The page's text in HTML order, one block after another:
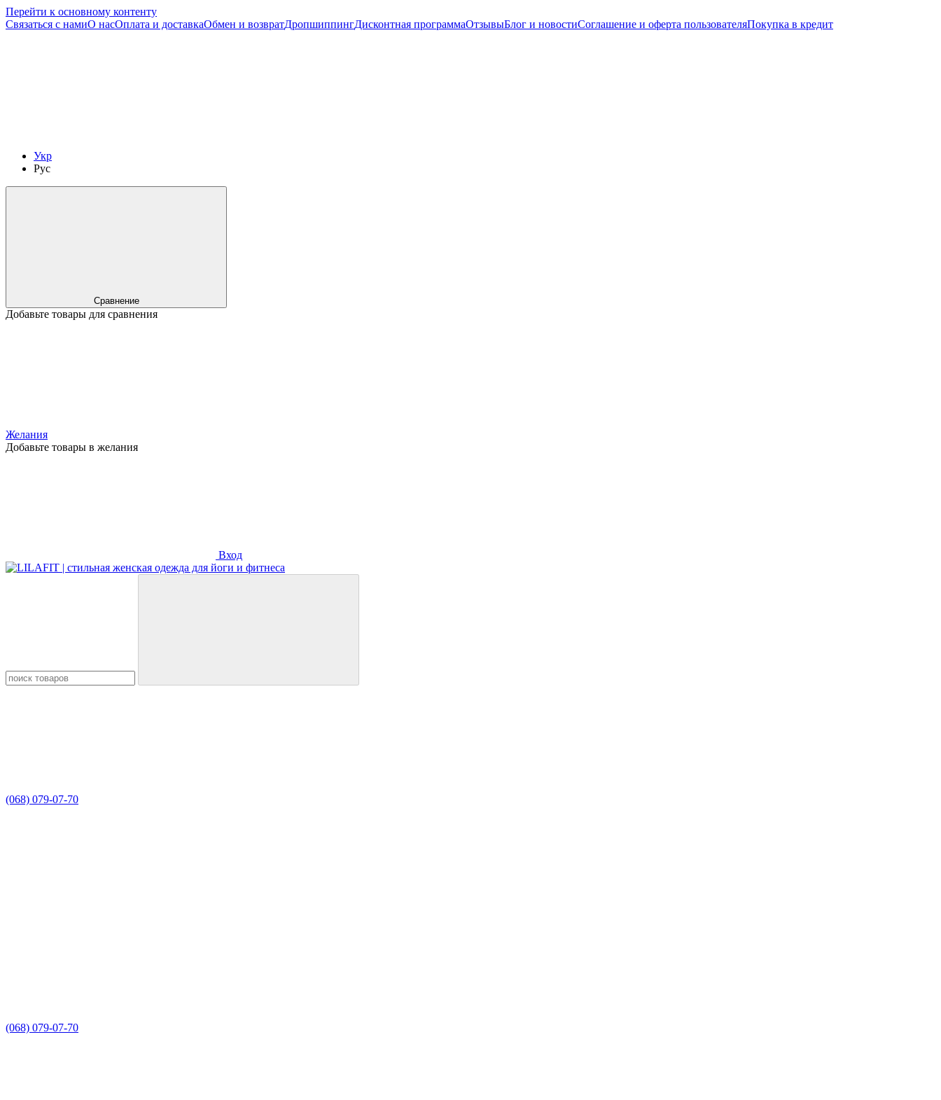
Перейти к основному контенту
Связаться с намиО насОплата и доставкаОбмен и возвратДропшиппингДисконтная программаОтзывыБлог и новостиСоглашение и оферта пользователяПокупка в кредит
Укр
Рус
Сравнение
Добавьте товары для сравнения
Желания
Добавьте товары в желания
Вход
(068) 079-07-70
(068) 079-07-70